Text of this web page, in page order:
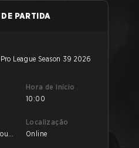
PARTIDA
League Season 39 2026
Hora de início
10:00
Localização
Online